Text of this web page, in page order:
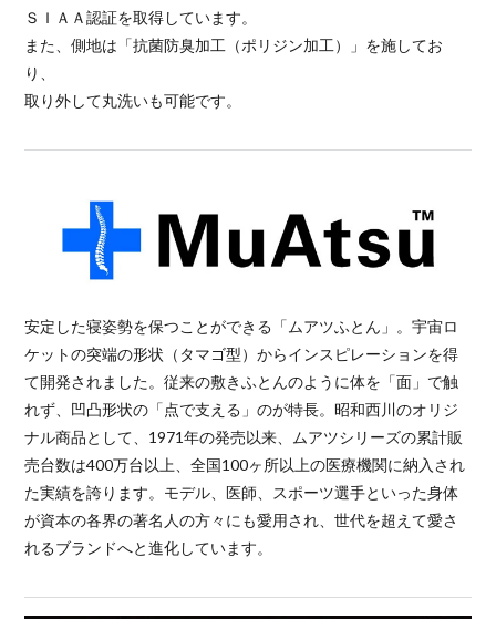
ＳＩＡＡ認証を取得しています。
また、側地は「抗菌防臭加工（ポリジン加工）」を施してお
り、
取り外して丸洗いも可能です。
安定した寝姿勢を保つことができる「ムアツふとん」。宇宙ロ
ケットの突端の形状（タマゴ型）からインスピレーションを得
て開発されました。従来の敷きふとんのように体を「面」で触
れず、凹凸形状の「点で支える」のが特長。昭和西川のオリジ
ナル商品として、1971年の発売以来、ムアツシリーズの累計販
売台数は400万台以上、全国100ヶ所以上の医療機関に納入され
た実績を誇ります。モデル、医師、スポーツ選手といった身体
が資本の各界の著名人の方々にも愛用され、世代を超えて愛さ
れるブランドへと進化しています。